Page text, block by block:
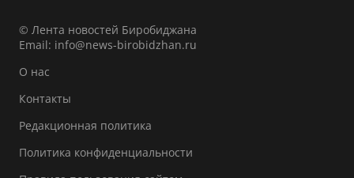
© Лента новостей Биробиджана
Email: info@news-birobidzhan.ru
О нас
Контакты
Редакционная политика
Политика конфиденциальности